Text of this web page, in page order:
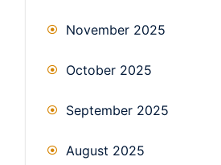
November 2025
October 2025
September 2025
August 2025